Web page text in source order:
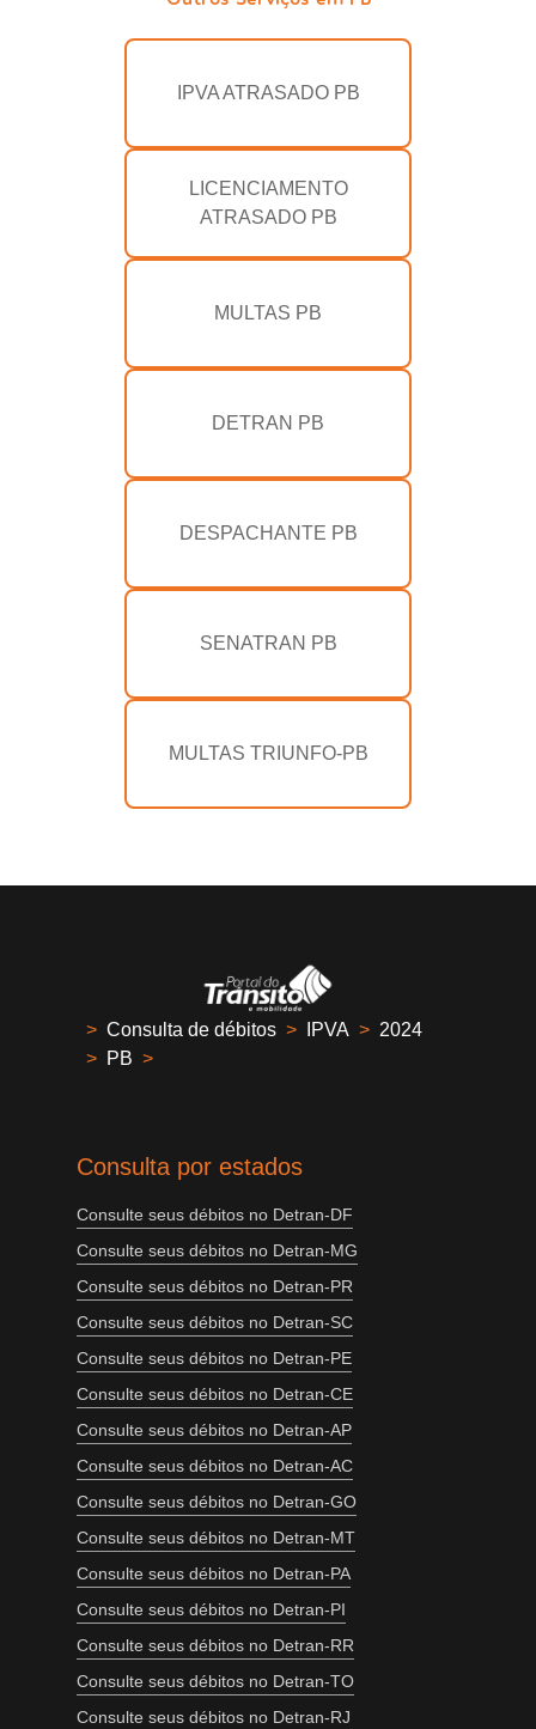
IPVA ATRASADO PB
LICENCIAMENTO
ATRASADO PB
MULTAS PB
DETRAN PB
DESPACHANTE PB
SENATRAN PB
MULTAS TRIUNFO-PB
> Consulta de débitos > IPVA > 2024
> PB >
Consulta por estados
Consulte seus débitos no Detran-DF
Consulte seus débitos no Detran-MG
Consulte seus débitos no Detran-PR
Consulte seus débitos no Detran-SC
Consulte seus débitos no Detran-PE
Consulte seus débitos no Detran-CE
Consulte seus débitos no Detran-AP
Consulte seus débitos no Detran-AC
Consulte seus débitos no Detran-GO
Consulte seus débitos no Detran-MT
Consulte seus débitos no Detran-PA
Consulte seus débitos no Detran-PI
Consulte seus débitos no Detran-RR
Consulte seus débitos no Detran-TO
Consulte seus débitos no Detran-RJ